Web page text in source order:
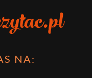
NA: